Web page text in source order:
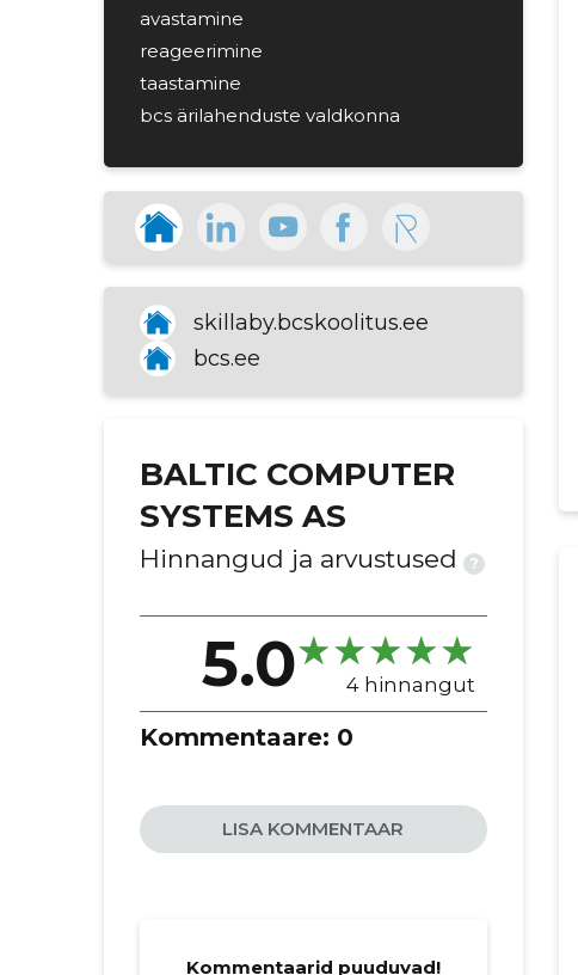
avastamine
reageerimine
taastamine
bcs ärilahenduste valdkonna
äriprotsesside arendusele
kasutades kaasaegseid it lahendusi.
arvutite hulgimüük
skillaby.bcskoolitus.ee
bcs.ee
BALTIC COMPUTER
SYSTEMS AS
Hinnangud ja arvustused ?
5.0 4 hinnangut
Kommentaare: 0
LISA KOMMENTAAR
Kommentaarid puuduvad!